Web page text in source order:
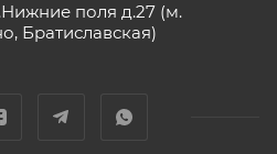
поля д.27 (м.
Братиславская)